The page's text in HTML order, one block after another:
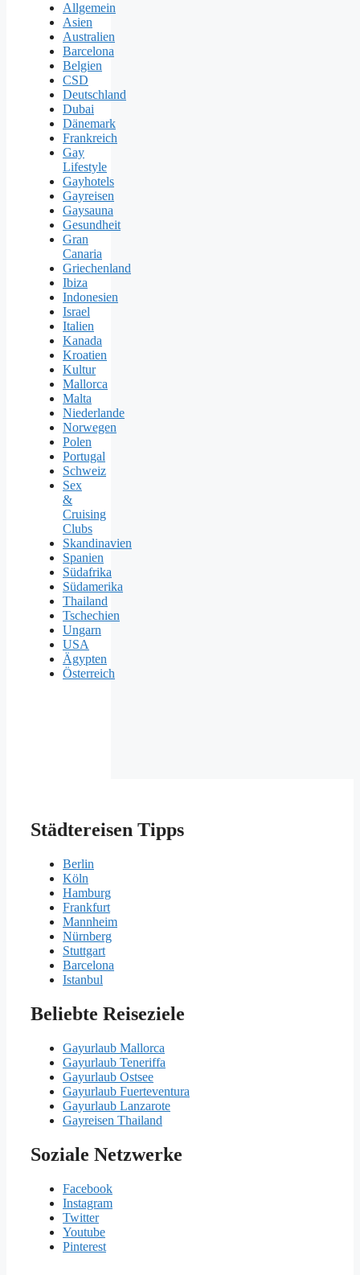
Allgemein
Asien
Australien
Barcelona
Belgien
CSD
Deutschland
Dubai
Dänemark
Frankreich
Gay
Lifestyle
Gayhotels
Gayreisen
Gaysauna
Gesundheit
Gran
Canaria
Griechenland
Ibiza
Indonesien
Israel
Italien
Kanada
Kroatien
Kultur
Mallorca
Malta
Niederlande
Norwegen
Polen
Portugal
Schweiz
Sex
&
Cruising
Clubs
Skandinavien
Spanien
Südafrika
Südamerika
Thailand
Tschechien
Ungarn
USA
Ägypten
Österreich
Städtereisen Tipps
Berlin
Köln
Hamburg
Frankfurt
Mannheim
Nürnberg
Stuttgart
Barcelona
Istanbul
Beliebte Reiseziele
Gayurlaub Mallorca
Gayurlaub Teneriffa
Gayurlaub Ostsee
Gayurlaub Fuerteventura
Gayurlaub Lanzarote
Gayreisen Thailand
Soziale Netzwerke
Facebook
Instagram
Twitter
Youtube
Pinterest